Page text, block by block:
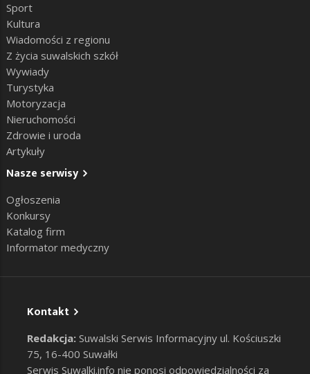
Sport
Kultura
Wiadomości z regionu
Z życia suwalskich szkół
Wywiady
Turystyka
Motoryzacja
Nieruchomości
Zdrowie i uroda
Artykuły
Nasze serwisy
Ogłoszenia
Konkursy
Katalog firm
Informator medyczny
Kontakt
Redakcja: Suwalski Serwis Informacyjny ul. Kościuszki
75, 16-400 Suwałki
Serwis Suwalki.info nie ponosi odpowiedzialności za